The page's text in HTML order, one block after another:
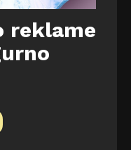
reklame